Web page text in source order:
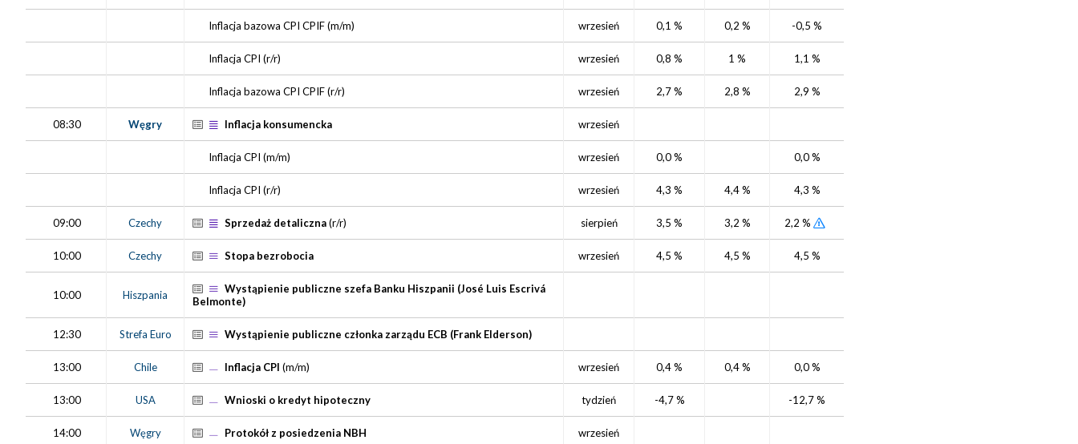
Inflacja bazowa CPI CPIF(m/m) wrzesień 0,1 % 0,2 % -0,5 %
Inflacja CPI (r/r) wrzesień 0,8 % 1 % 1,1 %
Inflacja bazowa CPI CPIF(r/r) wrzesień 2,7 % 2,8 % 2,9 %
08:30 Węgry Inflacja konsumencka wrzesień
Inflacja CPI (m/m) wrzesień 0,0 % 0,0 %
Inflacja CPI (r/r) wrzesień 4,3 % 4,4 % 4,3 %
09:00 Czechy Sprzedaż detaliczna(r/r) sierpień 3,5 % 3,2 % 2,2 %
10:00 Czechy Stopa bezrobocia wrzesień 4,5 % 4,5 % 4,5 %
10:00 Hiszpania
Wystąpienie publiczne szefa Banku Hiszpanii (José Luis Escrivá
Belmonte)
12:30 Strefa Euro Wystąpienie publiczne członka zarządu ECB (Frank Elderson)
13:00 Chile Inflacja CPI (m/m) wrzesień 0,4 % 0,4 % 0,0 %
13:00 USA Wnioski o kredyt hipoteczny tydzień -4,7 % -12,7 %
14:00 Węgry Protokół z posiedzenia NBH wrzesień